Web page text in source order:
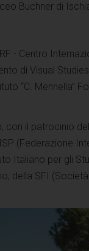
Buchner di
- Centro
di Visual
“C. Mennella”
il patrocinio
(Federazione
Italiano per gli
della SFI